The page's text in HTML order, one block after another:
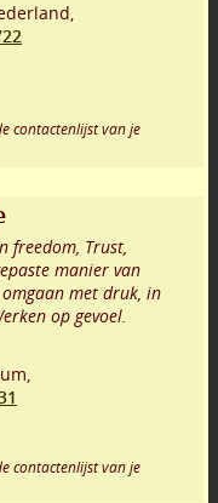
contactenlijst van je
freedom, Trust,
manier van
met druk, in
op gevoel.
contactenlijst van je